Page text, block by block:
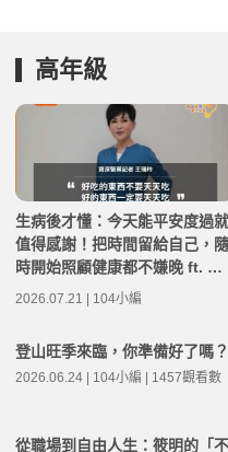
高年級
生病後才懂：今天能平安度過就
值得感謝！把時間留給自己，隨
時開始照顧健康都不嫌晚 ft. 資
深醫藥記者王瑞玲 | 高年級不打
2026.07.21 | 104小編
登山旺季來臨，你準備好了嗎？
2026.06.24 | 104小編 | 1457觀看數
從職場到自由人生：筱明的「